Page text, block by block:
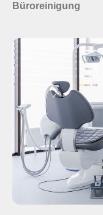
Büroreinigung